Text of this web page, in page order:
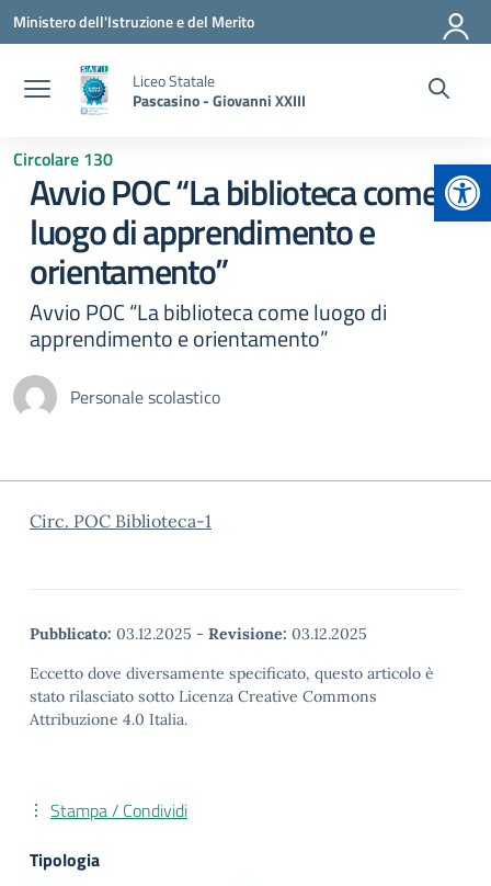
Vai ai contenuti
Vai al menu di navigazione
Vai al footer
Ministero dell'Istruzione e del Merito
Liceo Statale
Pascasino - Giovanni XXIII
Circolare 130
Avvio POC “La biblioteca come
luogo di apprendimento e
orientamento”
Avvio POC “La biblioteca come luogo di
apprendimento e orientamento”
Personale scolastico
Circ. POC Biblioteca-1
Pubblicato: 03.12.2025 - Revisione: 03.12.2025
Eccetto dove diversamente specificato, questo articolo è
stato rilasciato sotto Licenza Creative Commons
Attribuzione 4.0 Italia.
Stampa / Condividi
Tipologia